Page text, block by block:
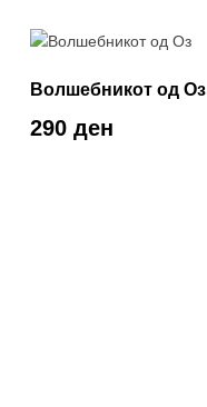
Волшебникот од Оз
290 ден